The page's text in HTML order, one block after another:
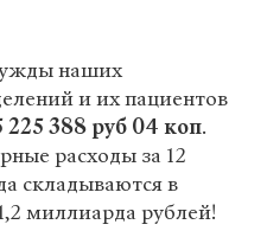
наших
и их пациентов
225 388 руб 04 коп.
расходы за 12
складываются в
миллиарда рублей!